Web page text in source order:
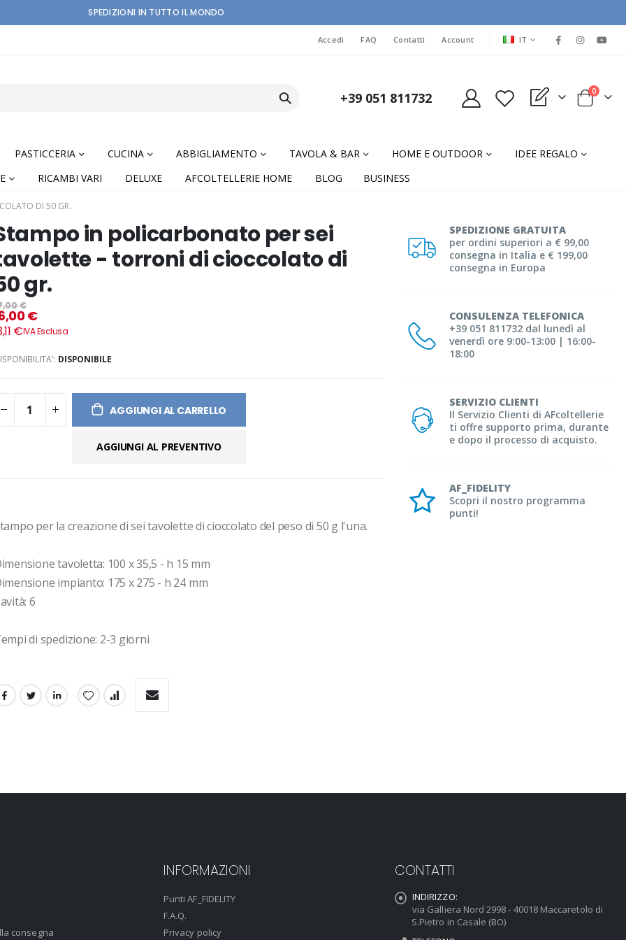
SPEDIZIONI IN TUTTO IL MONDO
Accedi FAQ Contatti Account LINGUA
IT
+39 051 811732 My Quote Cart
0elementi
PASTICCERIA CUCINA ABBIGLIAMENTO TAVOLA & BAR HOME E OUTDOOR
IDEE REGALO
RICAMBI VARI DELUXE AFCOLTELLERIE HOME BLOG BUSINESS
DI 50 GR.
SPEDIZIONE GRATUITA
per ordini superiori a € 99,00
consegna in Italia e € 199,00
consegna in Europa
CONSULENZA TELEFONICA
+39 051 811732 dal lunedì al
venerdì ore 9:00-13:00 | 16:00-
18:00
SERVIZIO CLIENTI
Il Servizio Clienti di AFcoltellerie
ti offre supporto prima, durante
e dopo il processo di acquisto.
AF_FIDELITY
Scopri il nostro programma
punti!
in policarbonato per sei
- torroni di cioccolato di
gr.
€
€
€
DISPONIBILE
AGGIUNGI AL CARRELLO
AGGIUNGI AL PREVENTIVO
per la creazione di sei tavolette di cioccolato del peso di 50 g l'una.
tavoletta: 100 x 35,5 - h 15 mm
impianto: 175 x 275 - h 24 mm
6
di spedizione: 2-3 giorni
consegna
INFORMAZIONI
Punti AF_FIDELITY
F.A.Q.
Privacy policy
CONTATTI
INDIRIZZO:
via Galliera Nord 2998 - 40018 Maccaretolo di
S.Pietro in Casale (BO)